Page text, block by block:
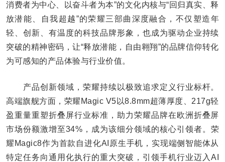
消费者为中心、以奋斗者为本”的文化内核与“回归真实、释
放潜能、自我超越”的荣耀三部曲深度融合，不仅塑造年
轻、创新、有温度的科技品牌形象，也成为驱动企业持续
突破的精神密码，让“释放潜能，自由翱翔”的品牌信仰转化
为可感知的产品体验与行业价值。
产品创新领域，荣耀持续以极致追求定义行业标杆。
高端旗舰方面，荣耀Magic V5以8.8mm超薄厚度、217g轻
盈重量重塑折叠屏行业标准，助力荣耀品牌在欧洲折叠屏
市场份额激增至34%，成为该细分领域的核心引领者。荣
耀Magic8作为首款自进化AI原生手机，实现端侧智能体从
特定任务向通用化执行的重大突破，引领手机行业迈入AI